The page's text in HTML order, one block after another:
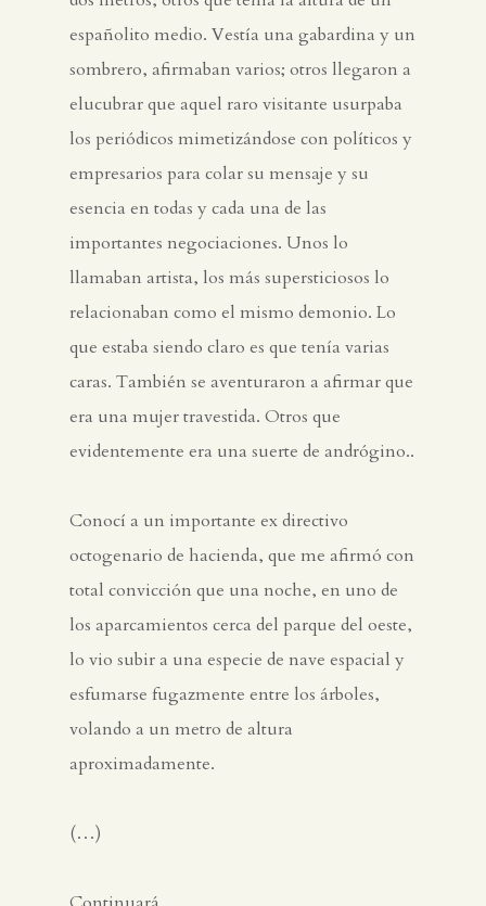
españolito medio. Vestía una gabardina y un
sombrero, afirmaban varios; otros llegaron a
elucubrar que aquel raro visitante usurpaba
los periódicos mimetizándose con políticos y
empresarios para colar su mensaje y su
esencia en todas y cada una de las
importantes negociaciones. Unos lo
llamaban artista, los más supersticiosos lo
relacionaban como el mismo demonio. Lo
que estaba siendo claro es que tenía varias
caras. También se aventuraron a afirmar que
era una mujer travestida. Otros que
evidentemente era una suerte de andrógino..
Conocí a un importante ex directivo
octogenario de hacienda, que me afirmó con
total convicción que una noche, en uno de
los aparcamientos cerca del parque del oeste,
lo vio subir a una especie de nave espacial y
esfumarse fugazmente entre los árboles,
volando a un metro de altura
aproximadamente.
(…)